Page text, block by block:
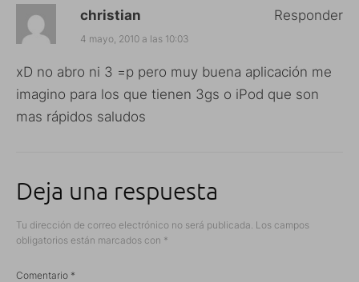
christian
4 mayo, 2010 a las 10:03
xD no abro ni 3 =p pero muy buena aplicación me
imagino para los que tienen 3gs o iPod que son
mas rápidos saludos
Responder
Deja una respuesta
Tu dirección de correo electrónico no será publicada. Los campos
obligatorios están marcados con *
Comentario *